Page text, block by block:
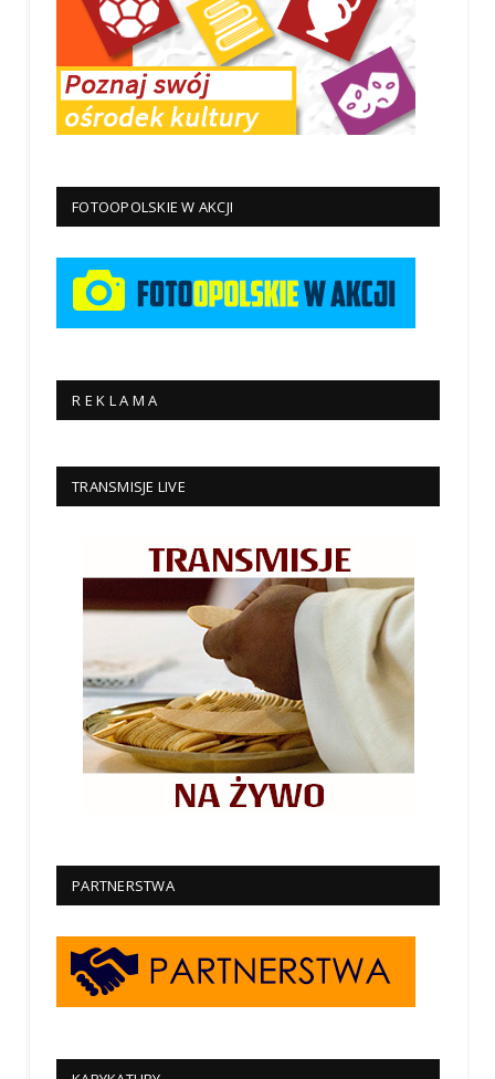
FOTOOPOLSKIE W AKCJI
R E K L A M A
TRANSMISJE LIVE
PARTNERSTWA